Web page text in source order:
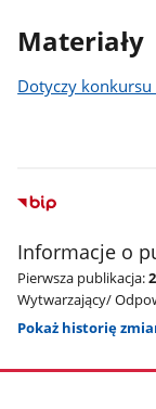
Materiały
Dotyczy
Informacje o
Pierwsza publikacja:
Wytwarzający/
Pokaż historię